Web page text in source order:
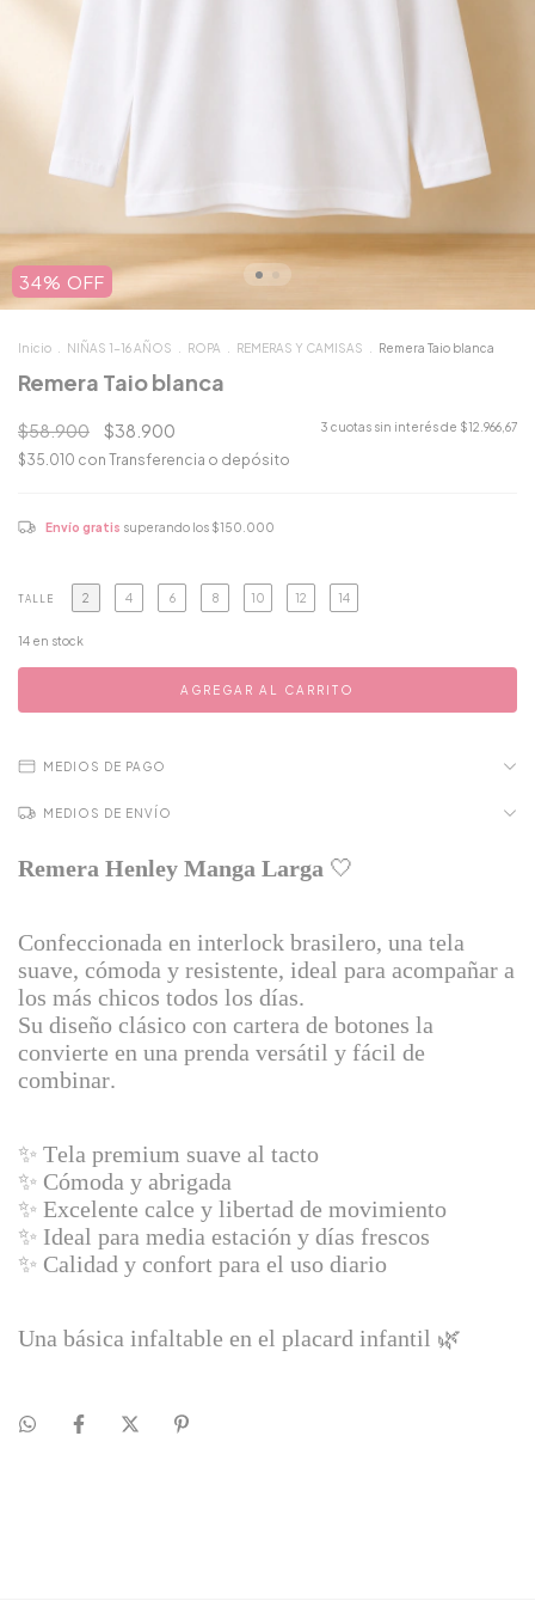
34% OFF
Inicio NIÑAS 1-16 AÑOS ROPA REMERAS Y CAMISAS Remera Taio blanca
Remera Taio blanca
$58.900 $38.900 3 cuotas sin interés de $12.966,67
$35.010 con Transferencia o depósito
Envío gratis superando los $150.000
TALLE 2 4 6 8 10 12 14
14 en stock
MEDIOS DE PAGO
MEDIOS DE ENVÍO
Remera Henley Manga Larga 🤍
Confeccionada en interlock brasilero, una tela
suave, cómoda y resistente, ideal para acompañar a
los más chicos todos los días.
Su diseño clásico con cartera de botones la
convierte en una prenda versátil y fácil de
combinar.
✨ Tela premium suave al tacto
✨ Cómoda y abrigada
✨ Excelente calce y libertad de movimiento
✨ Ideal para media estación y días frescos
✨ Calidad y confort para el uso diario
Una básica infaltable en el placard infantil 🌿